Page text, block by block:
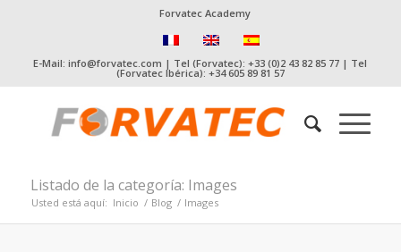
Forvatec Academy
E-Mail: info@forvatec.com | Tel (Forvatec): +33 (0)2 43 82 85 77 | Tel
(Forvatec Ibérica): +34 605 89 81 57
Listado de la categoría: Images
Usted está aquí: Inicio / Blog / Images